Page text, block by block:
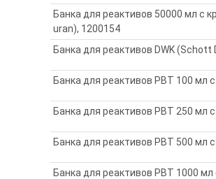
Банка для реактивов 50000 мл с
uran), 1200154
Банка для реактивов DWK
Банка для реактивов PBT 100 мл
Банка для реактивов PBT 250 мл
Банка для реактивов PBT 500 мл
Банка для реактивов PBT 1000